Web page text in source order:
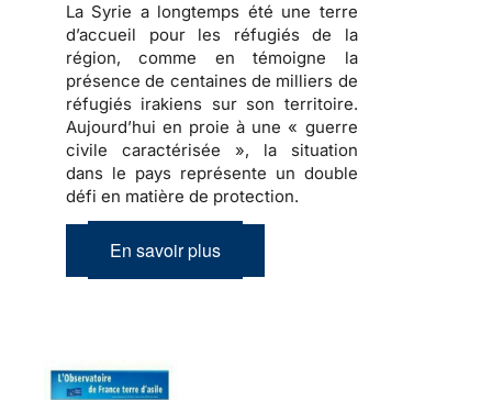
La Syrie a longtemps été une terre
d’accueil pour les réfugiés de la
région, comme en témoigne la
présence de centaines de milliers de
réfugiés irakiens sur son territoire.
Aujourd’hui en proie à une « guerre
civile caractérisée », la situation
dans le pays représente un double
défi en matière de protection.
En savoir plus